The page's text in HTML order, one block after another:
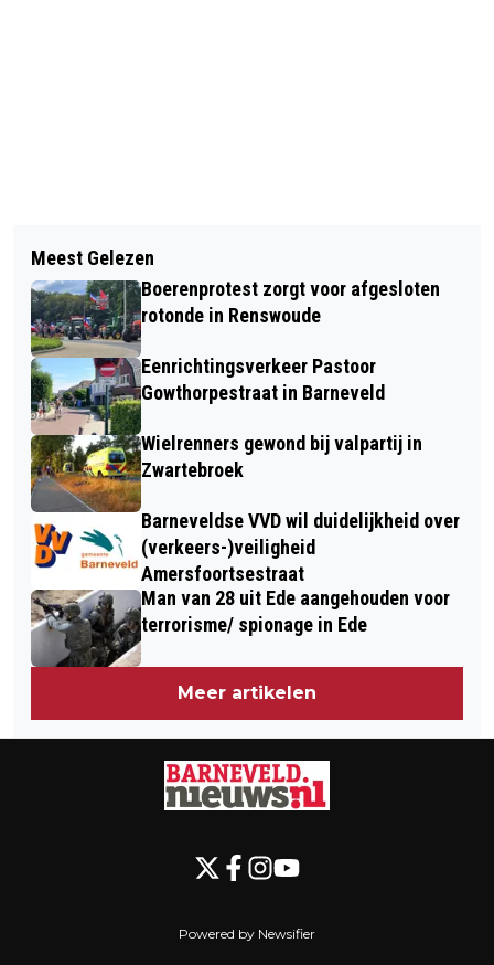
KABINET MAAKT EXTRA GELD VRIJ
VOOR ENERGIEFONDS, DEZE WINTER
MEER HULP VOOR HUISHOUDENS
IMPACT-BIJEENKOMSTEN: OVER DE
IMPACT VAN SEKSUELE
GRENSOVERSCHRIJDING
Meest Gelezen
Boerenprotest zorgt voor afgesloten
rotonde in Renswoude
Eenrichtingsverkeer Pastoor
Gowthorpestraat in Barneveld
Wielrenners gewond bij valpartij in
Zwartebroek
Barneveldse VVD wil duidelijkheid over
(verkeers-)veiligheid
Amersfoortsestraat
Man van 28 uit Ede aangehouden voor
terrorisme/ spionage in Ede
Meer artikelen
Powered by Newsifier